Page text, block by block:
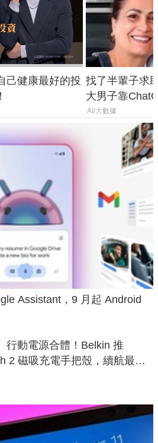
己健康最好的投 找了半輩子求
大男子靠
年家人
AI/大數據
Assistant，9 月起 Android
行動電源合體！Belkin 推
2 磁吸充電手把殼，續航最高
倍